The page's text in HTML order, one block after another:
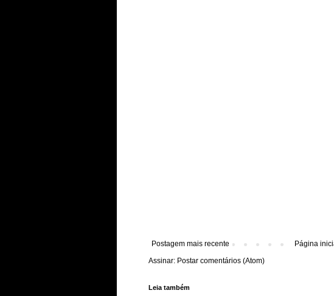
Postagem mais recente
Página
Assinar: Postar comentários (Atom)
Leia também